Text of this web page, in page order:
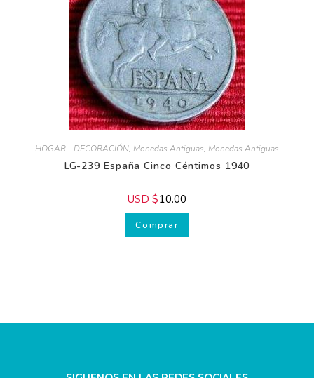
HOGAR - DECORACIÓN,Monedas Antiguas,Monedas Antiguas
USD $10.00